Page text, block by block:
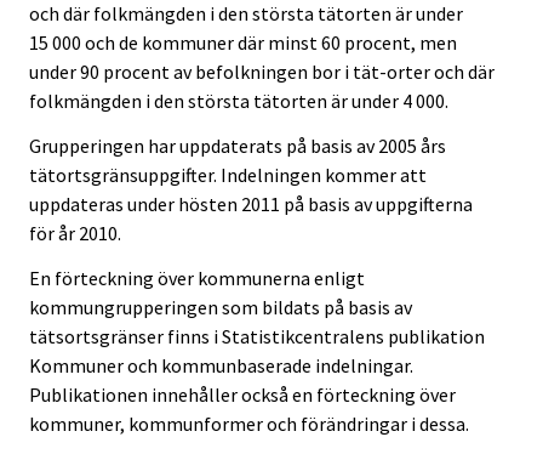
och där folkmängden i den största tätorten är under
15 000 och de kommuner där minst 60 procent, men
under 90 procent av befolkningen bor i tät-orter och där
folkmängden i den största tätorten är under 4 000.
Grupperingen har uppdaterats på basis av 2005 års
tätortsgränsuppgifter. Indelningen kommer att
uppdateras under hösten 2011 på basis av uppgifterna
för år 2010.
En förteckning över kommunerna enligt
kommungrupperingen som bildats på basis av
tätsortsgränser finns i Statistikcentralens publikation
Kommuner och kommunbaserade indelningar.
Publikationen innehåller också en förteckning över
kommuner, kommunformer och förändringar i dessa.